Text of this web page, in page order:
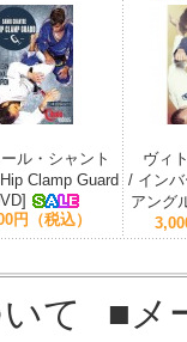
ル・シャント
Clamp Guard
円（税込）
ヴィ
/ イン
アング
て
■メ